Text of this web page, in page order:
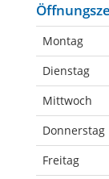
Montag
Dienstag
Mittwoch
Donnerstag
Freitag